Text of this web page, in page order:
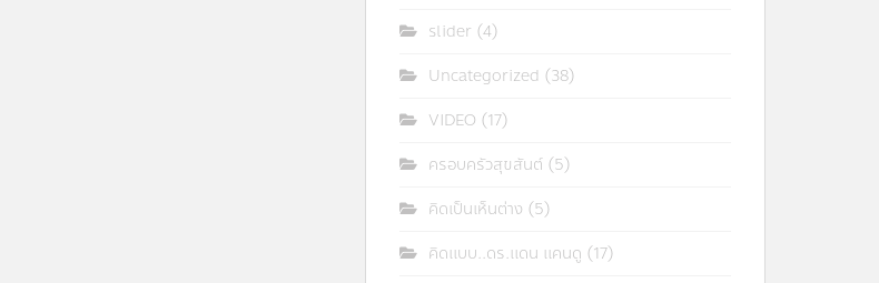
slider (4)
Uncategorized (38)
VIDEO (17)
ครอบครัวสุขสันต์ (5)
คิดเป็นเห็นต่าง (5)
คิดแบบ..ดร.แดน แคนดู (17)